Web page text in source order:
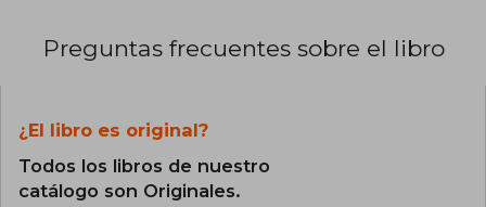
Preguntas frecuentes sobre el libro
¿El libro es original?
Todos los libros de nuestro
catálogo son Originales.